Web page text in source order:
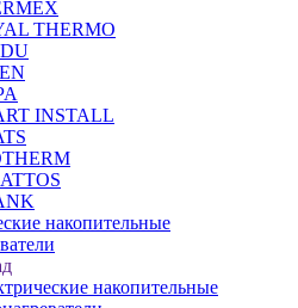
THERMO
INSTALL
накопительные
накопительные